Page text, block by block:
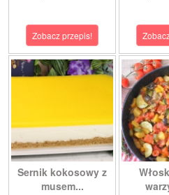
Zobacz przepis!
Sernik kokosowy z
musem...